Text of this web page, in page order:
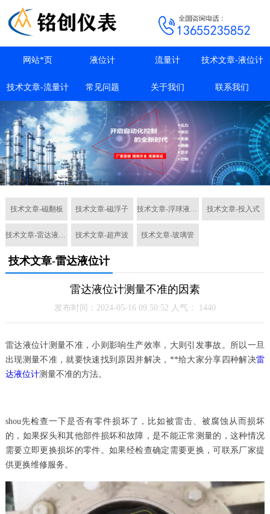
网站*页 液位计 流量计 技术文章-液位计
技术文章-流量计 常见问题 关于我们 联系我们
技术文章-磁翻板 技术文章-磁浮子 技术文章-浮球液位计 技术文章-投入式
技术文章-雷达液位计 技术文章-超声波 技术文章-玻璃管
技术文章-雷达液位计
雷达液位计测量不准的因素
发布时间：2024-05-16 09:50:52 人气： 1440
雷达液位计测量不准，小则影响生产效率，大则引发事故。所以一旦
出现测量不准，就要快速找到原因并解决，**给大家分享四种解决雷
达液位计测量不准的方法。
shou先检查一下是否有零件损坏了，比如被雷击、被腐蚀从而损坏
的，如果探头和其他部件损坏和故障，是不能正常测量的，这种情况
需要立即更换损坏的零件。如果经检查确定需要更换，可联系厂家提
供更换维修服务。